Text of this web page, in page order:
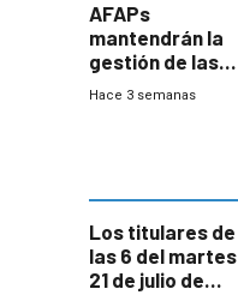
AFAPs
mantendrán la
gestión de las
cuentas
Hace 3 semanas
Los titulares de
las 6 del martes
21 de julio de